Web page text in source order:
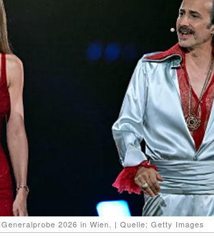
2026 in Wien. | Quelle: Getty Images